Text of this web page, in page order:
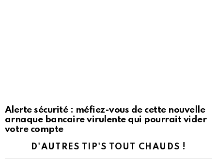
Alerte sécurité : méfiez-vous de cette nouvelle
arnaque bancaire virulente qui pourrait vider
votre compte
D'AUTRES TIP'S TOUT CHAUDS !